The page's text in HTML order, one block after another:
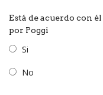
Está de acuerdo con
por Poggi
Si
No